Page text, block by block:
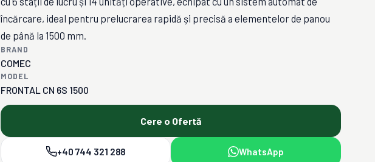
încărcare, ideal pentru prelucrarea rapidă și precisă a elementelor de panou
de până la 1500 mm.
BRAND
COMEC
MODEL
FRONTAL CN 6S 1500
Cere o Ofertă
+40 744 321 288 WhatsApp